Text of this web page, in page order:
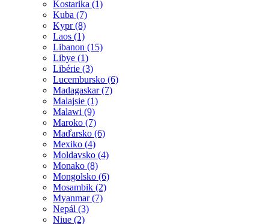
Kostarika (1)
Kuba (7)
Kypr (8)
Laos (1)
Libanon (15)
Libye (1)
Libérie (3)
Lucembursko (6)
Madagaskar (7)
Malajsie (1)
Malawi (9)
Maroko (7)
Maďarsko (6)
Mexiko (4)
Moldavsko (4)
Monako (8)
Mongolsko (6)
Mosambik (2)
Myanmar (7)
Nepál (3)
Niue (2)